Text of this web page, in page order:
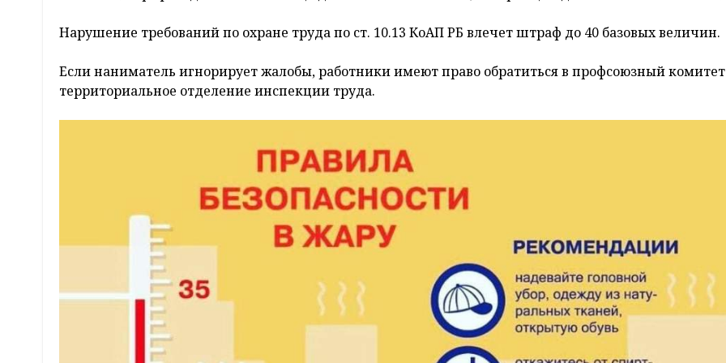
Нарушение требований по охране труда по ст. 10.13 КоАП РБ влечет штраф до 40 базовых величин.
Если наниматель игнорирует жалобы, работники имеют право обратиться в профсоюзный
территориальное отделение инспекции труда.